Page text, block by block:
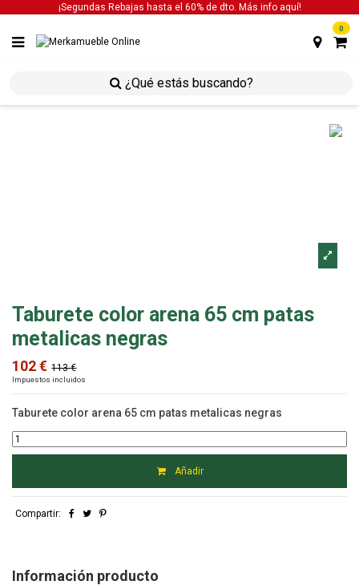
¡Segundas Rebajas hasta el 60% de dto. Más info aquí!
0
sillas de cocina
taburete color arena
Taburete color arena 65 cm patas
metalicas negras
102 € 113 €
Impuestos incluidos
Taburete color arena 65 cm patas metalicas negras
Añadir
Compartir:
Información producto